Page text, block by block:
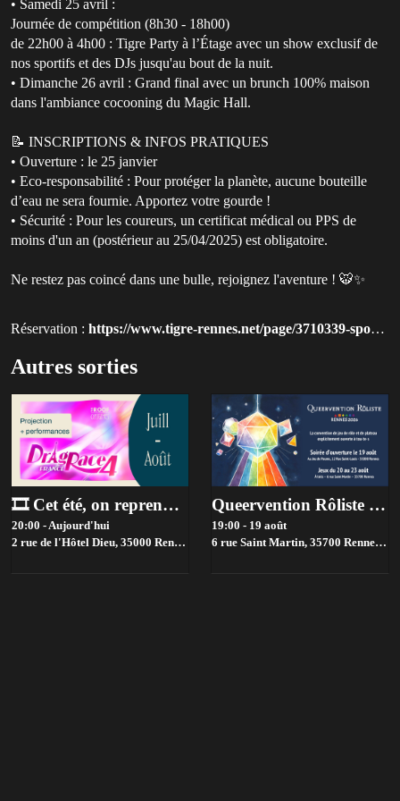
• Samedi 25 avril :
Journée de compétition (8h30 - 18h00)
de 22h00 à 4h00 : Tigre Party à l’Étage avec un show exclusif de
nos sportifs et des DJs jusqu'au bout de la nuit.
• Dimanche 26 avril : Grand final avec un brunch 100% maison
dans l'ambiance cocooning du Magic Hall.
📝 INSCRIPTIONS & INFOS PRATIQUES
• Ouverture : le 25 janvier
• Eco-responsabilité : Pour protéger la planète, aucune bouteille
d’eau ne sera fournie. Apportez votre gourde !
• Sécurité : Pour les coureurs, un certificat médical ou PPS de
moins d'un an (postérieur au 25/04/2025) est obligatoire.
Ne restez pas coincé dans une bulle, rejoignez l'aventure ! 🐯✨
Réservation : https://www.tigre-rennes.net/page/3710339-sports-2026
Autres sorties
🎞️ Cet été, on reprend les projections de Drag Race France à l'Hôtel Dieu ⭐
20:00 - Aujourd'hui
2 rue de l'Hôtel Dieu, 35000 Rennes, France,
Rennes
Queervention Rôliste Rennes 2026
19:00 - 19 août
6 rue Saint Martin, 35700 Rennes, France,